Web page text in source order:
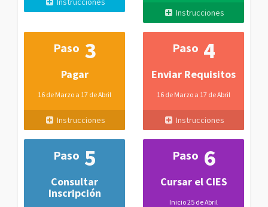
Instrucciones
Paso 3
Pagar
16 de Marzo a 17 de Abril
Instrucciones
Paso 4
Enviar Requisitos
16 de Marzo a 17 de Abril
Instrucciones
Paso 5
Consultar
Inscripción
Paso 6
Cursar el CIES
Inicio 25 de Abril